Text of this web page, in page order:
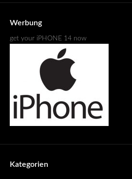
Werbung
get your iPHONE 14 now
Kategorien